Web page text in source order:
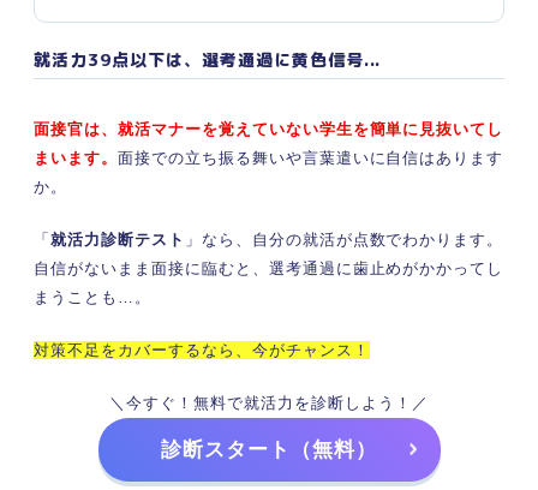
就活力39点以下は、選考通過に黄色信号...
面接官は、就活マナーを覚えていない学生を簡単に見抜いてし
まいます。 面接での立ち振る舞いや言葉遣いに自信はあります
か。
「就活力診断テスト 」なら、自分の就活が点数でわかります。
自信がないまま面接に臨むと、選考通過に歯止めがかかってし
まうことも…。
対策不足をカバーするなら、今がチャンス！
＼今すぐ！無料で就活力を診断しよう！／
診断スタート（無料）